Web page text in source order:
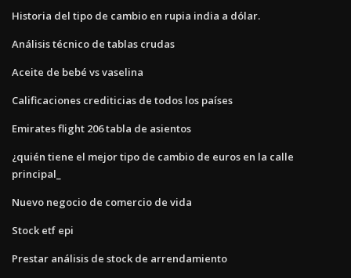
Historia del tipo de cambio en rupia india a dólar.
Análisis técnico de tablas crudas
Aceite de bebé vs vaselina
Calificaciones crediticias de todos los países
Emirates flight 206 tabla de asientos
¿quién tiene el mejor tipo de cambio de euros en la calle
principal_
Nuevo negocio de comercio de vida
Stock etf epi
Prestar análisis de stock de arrendamiento